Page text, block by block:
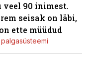
veel 90 inimest.
seisak on läbi,
ette müüdud